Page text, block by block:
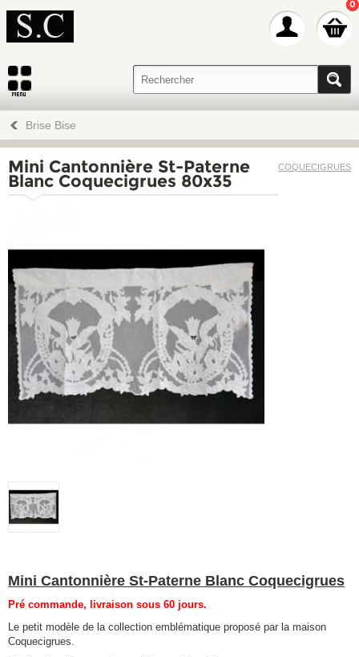
0
Brise Bise
COQUECIGRUES
Mini Cantonnière St-Paterne
Blanc Coquecigrues 80x35
Mini Cantonnière St-Paterne Blanc Coquecigrues
Pré commande, livraison sous 60 jours.
Le petit modèle de la collection emblématique proposé par la maison
Coquecigrues.